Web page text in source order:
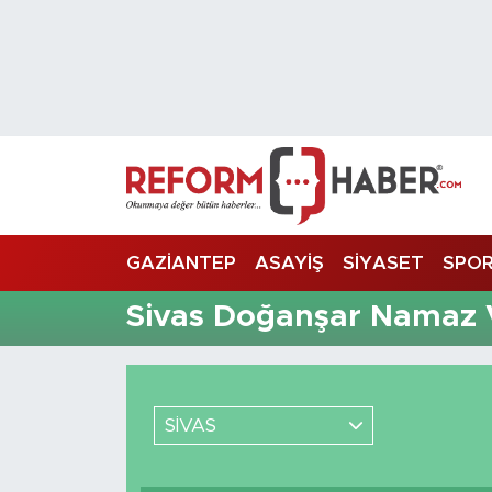
GAZİANTEP ASAYİŞ SİYASET SPOR
Sivas Doğanşar Namaz
SİVAS
Trafik Durumu
Süper Lig Puan Durumu ve Fikstür
Tüm Manşetler
Son Dakika Haberleri
Haber Arşivi